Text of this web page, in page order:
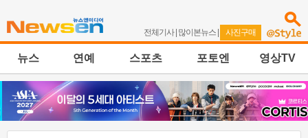
전체기사| 많이본뉴스 | 사진구매
뉴스 연예 스포츠 포토엔 영상TV